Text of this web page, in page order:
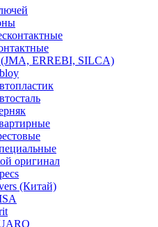
ERREBI, SILCA)
оригинал
(Китай)